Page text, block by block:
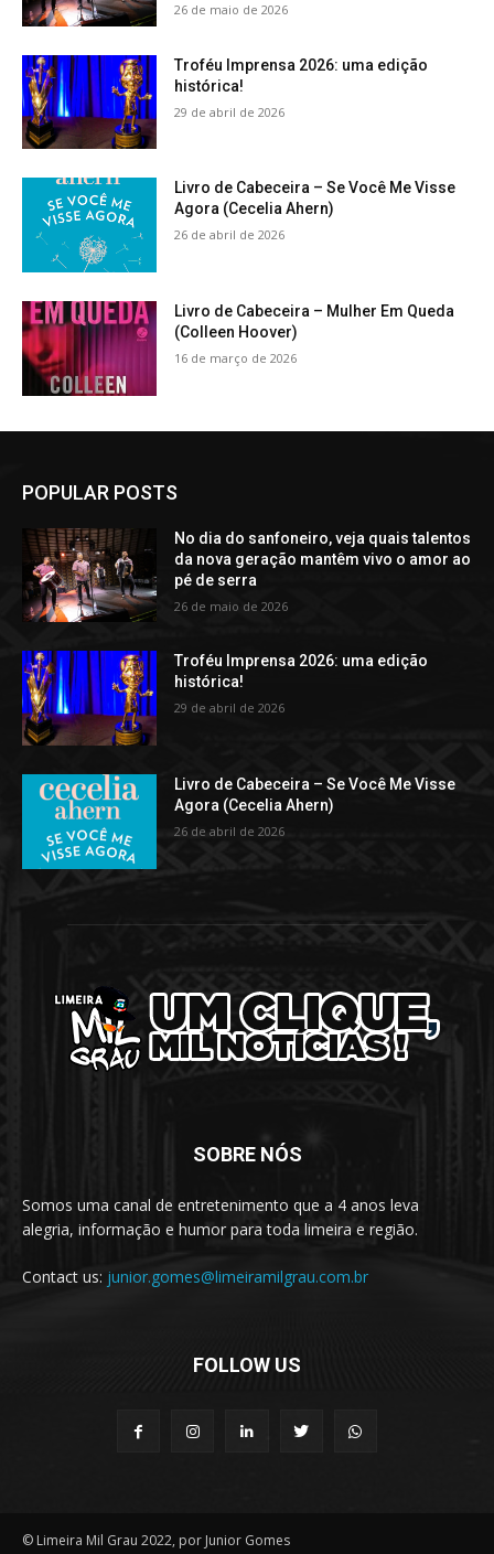
26 de maio de 2026
Troféu Imprensa 2026: uma edição
histórica!
29 de abril de 2026
Livro de Cabeceira – Se Você Me Visse
Agora (Cecelia Ahern)
26 de abril de 2026
Livro de Cabeceira – Mulher Em Queda
(Colleen Hoover)
16 de março de 2026
POPULAR POSTS
No dia do sanfoneiro, veja quais talentos
da nova geração mantêm vivo o amor ao
pé de serra
26 de maio de 2026
Troféu Imprensa 2026: uma edição
histórica!
29 de abril de 2026
Livro de Cabeceira – Se Você Me Visse
Agora (Cecelia Ahern)
26 de abril de 2026
SOBRE NÓS
Somos uma canal de entretenimento que a 4 anos leva
alegria, informação e humor para toda limeira e região.
Contact us: junior.gomes@limeiramilgrau.com.br
FOLLOW US
© Limeira Mil Grau 2022, por Junior Gomes